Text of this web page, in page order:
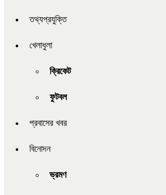
তথ্যপ্রযুক্তি
খেলাধুলা
ক্রিকেট
ফুটবল
প্রবাসের খবর
বিনোদন
ভ্রমণ